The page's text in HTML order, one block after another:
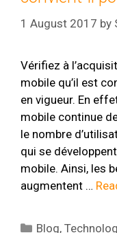
1 August 2017 by
Vérifiez à
mobile qu’il est
en vigueur. En
mobile continue
le nombre
qui se
mobile. Ainsi, les
augmentent …
Categories
Blog,